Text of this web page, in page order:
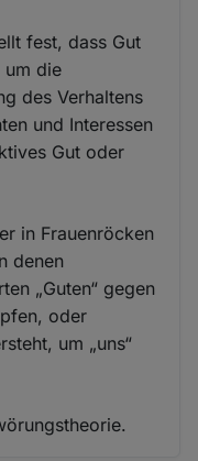
fest, dass Gut
um die
des Verhaltens
und Interessen
Gut oder
in Frauenröcken
denen
„Guten“ gegen
oder
um „uns“